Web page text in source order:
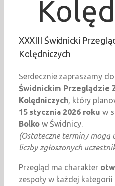
XXXIII Świdnicki
Kolędniczych
Serdecznie zapraszamy
Świdnickim Przeglądzie
Kolędniczych, który
15 stycznia 2026 roku w
Bolko w Świdnicy.
(Ostateczne terminy mogą
liczby zgłoszonych
Przegląd ma charakter
zespoły w każdej kategorii